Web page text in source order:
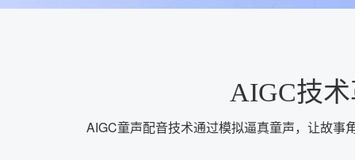
AIGC技
AIGC童声配音技术通过模拟逼真童声，让故事